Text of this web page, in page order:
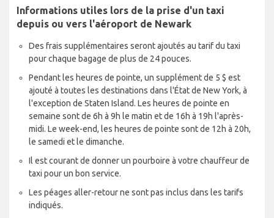
Informations utiles lors de la prise d'un taxi
depuis ou vers l'aéroport de Newark
Des frais supplémentaires seront ajoutés au tarif du taxi
pour chaque bagage de plus de 24 pouces.
Pendant les heures de pointe, un supplément de 5 $ est
ajouté à toutes les destinations dans l'État de New York, à
l'exception de Staten Island. Les heures de pointe en
semaine sont de 6h à 9h le matin et de 16h à 19h l'après-
midi. Le week-end, les heures de pointe sont de 12h à 20h,
le samedi et le dimanche.
Il est courant de donner un pourboire à votre chauffeur de
taxi pour un bon service.
Les péages aller-retour ne sont pas inclus dans les tarifs
indiqués.